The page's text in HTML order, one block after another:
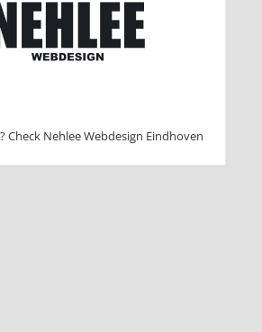
Check Nehlee Webdesign Eindhoven